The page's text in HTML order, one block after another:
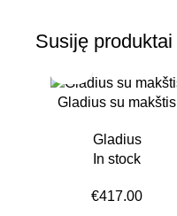
Susiję produktai
Gladius su makštis
Gladius
In stock
€417.00